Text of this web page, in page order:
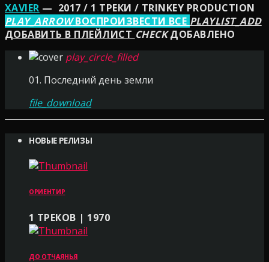
XAVIER — 2017 / 1 ТРЕКИ / TRINKEY PRODUCTION
PLAY_ARROWВОСПРОИЗВЕСТИ ВСЕ PLAYLIST_ADD
ДОБАВИТЬ В ПЛЕЙЛИСТ CHECKДОБАВЛЕНО
play_circle_filled
01. Последний день земли
file_download
НОВЫЕ РЕЛИЗЫ
ОРИЕНТИР
1 ТРЕКОВ | 1970
ДО ОТЧАЯНЬЯ